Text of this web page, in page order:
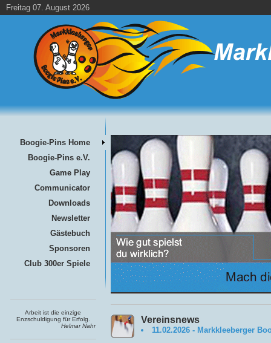
Freitag 07. August 2026
Boogie-Pins Home
Boogie-Pins e.V.
Game Play
Communicator
Downloads
Newsletter
Gästebuch
Sponsoren
Club 300er Spiele
Arbeit ist die einzige
Enzschuldigung für Erfolg.
Helmar Nahr
Vereinsnews
11.02.2026 - Markkleeberger